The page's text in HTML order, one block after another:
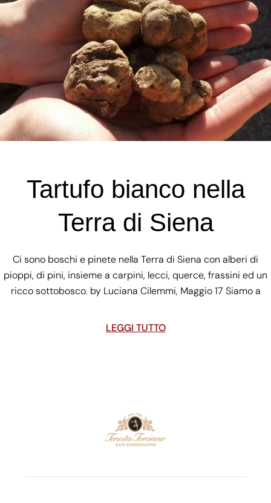
Tartufo bianco nella
Terra di Siena
Ci sono boschi e pinete nella Terra di Siena con alberi di
pioppi, di pini, insieme a carpini, lecci, querce, frassini ed un
ricco sottobosco. by Luciana Cilemmi, Maggio 17 Siamo a
LEGGI TUTTO